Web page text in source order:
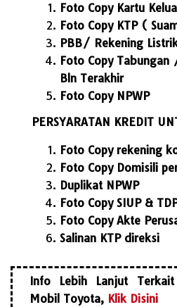
Foto Copy Kartu
Foto Copy KTP (
PBB/ Rekening
Foto Copy
Bln Terakhir
Foto Copy NPWP
PERSYARATAN KREDIT
Foto Copy rekening
Foto Copy Domisili
Duplikat NPWP
Foto Copy SIUP &
Foto Copy Akte
Salinan KTP direksi
Info Lebih Lanjut
Mobil Toyota, Klik Disini